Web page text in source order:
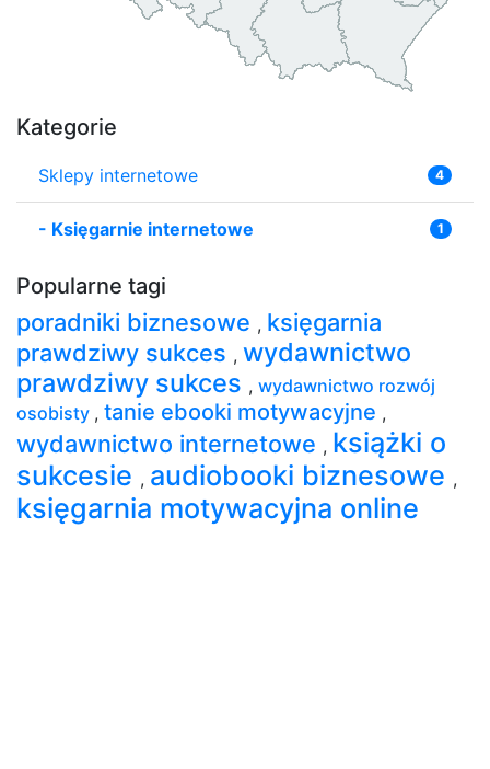
Kategorie
Sklepy internetowe 4
- Księgarnie internetowe 1
Popularne tagi
poradniki biznesowe , księgarnia
prawdziwy sukces , wydawnictwo
prawdziwy sukces , wydawnictwo rozwój
osobisty , tanie ebooki motywacyjne ,
wydawnictwo internetowe , książki o
sukcesie , audiobooki biznesowe ,
księgarnia motywacyjna online